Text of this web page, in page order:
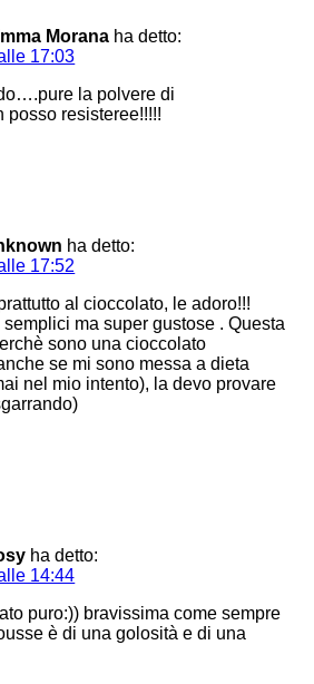
Morana ha detto:
17:03
la polvere di
resisteree!!!!!
ha detto:
17:52
al cioccolato, le adoro!!!
ma super gustose . Questa
sono una cioccolato
se mi sono messa a dieta
nel mio intento), la devo provare
ha detto:
14:44
puro:)) bravissima come sempre
è di una golosità e di una